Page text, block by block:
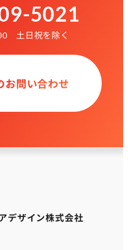
5021
土日祝を除く
お問い合わせ
デザイン株式会社